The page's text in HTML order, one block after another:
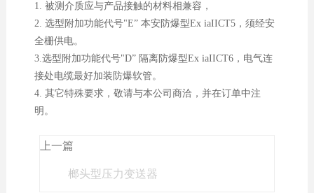
1. 被测介质应与产品接触的材料相兼容，
2. 选型附加功能代号"E” 本安防爆型Ex iaIICT5，须经安
全栅供电。
3.选型附加功能代号"D” 隔离防爆型Ex iaIICT6，电气连
接处电缆最好加装防爆软管。
4. 其它特殊要求，敬请与本公司商洽，并在订单中注
明。
上一篇
榔头型压力变送器